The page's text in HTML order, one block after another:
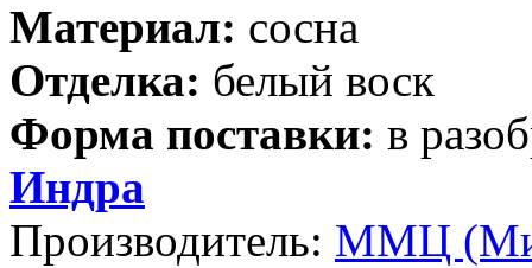
Материал: сосна
Отделка: белый воск
Форма поставки: в
Индра
Производитель: ММЦ